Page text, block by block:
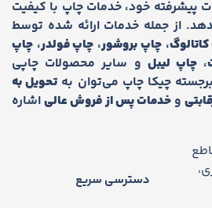
پیشرفته خود، خدمات چاپ با کیفیت
از جمله خدمات ارائه شده توسط
،چاپ بروشور، چاپ فولدر، چاپ
، چاپ لیبل و سایر محصولات چاپی
چیکا چاپ می‌توان به تحویل به
وخدمات پس از فروش عالیاشاره
دسترسی سریع